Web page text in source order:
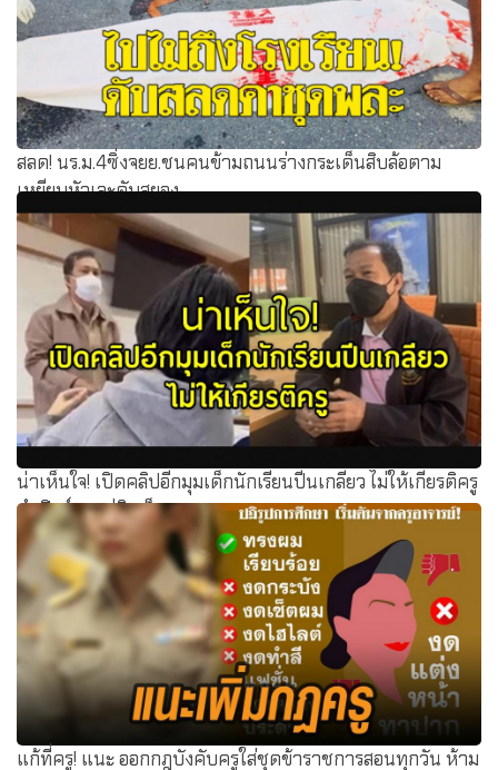
สลด! นร.ม.4ซิ่งจยย.ชนคนข้ามถนนร่างกระเด็นสิบล้อตาม
เหยียบหัวเละดับสยอง
น่าเห็นใจ! เปิดคลิปอีกมุมเด็กนักเรียนปีนเกลียว ไม่ให้เกียรติครู
ทำฟิวส์ขาดขู่ยิงเด็ก
แก้ที่ครู! แนะ ออกกฎบังคับครูใส่ชุดข้าราชการสอนทุกวัน ห้าม